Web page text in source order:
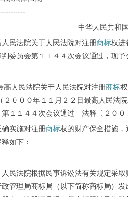
中华人民共和
法院关于人民法院对注册商标权进
委员会第１１４４次会议通过，现予
０一年
法院关于人民法院对注册商标
１１月２２日最高人民法院
次会议通过 法释〔２００１
实施对注册商标权的财产保全措施
如下：
法院根据民事诉讼法有关规定采取
管理局商标局（以下简称商标局）